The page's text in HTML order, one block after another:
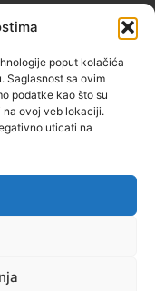
poput kolačića
Saglasnost sa ovim
podatke kao što su
na ovoj veb lokaciji.
uticati na
72000 ZENICA